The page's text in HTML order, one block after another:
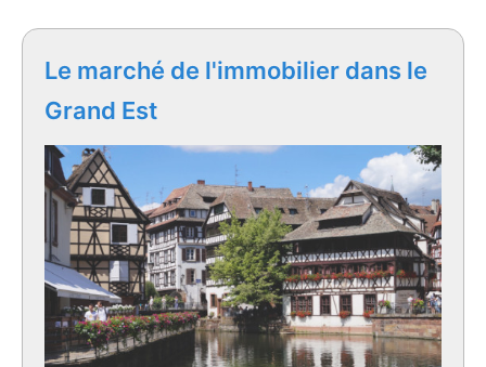
Le marché de l'immobilier dans le
Grand Est